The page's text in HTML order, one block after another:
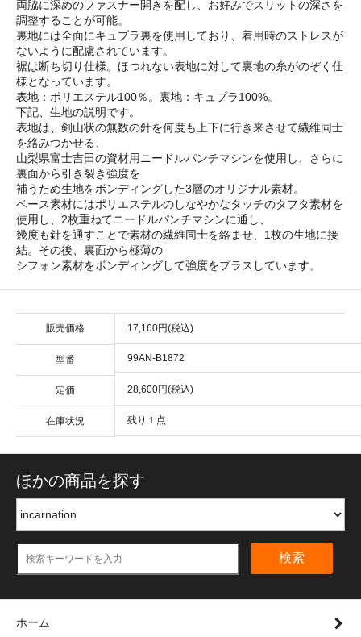
両脇に深めのファスナー開きを配し、お好みでスリットの深さを
調整することが可能。
裏地には全面にキュプラ裏を使用しており、着用時のストレスが
ないように配慮されています。
裾は断ち切り仕様。ほつれない表地に対して裏地の糸がのぞく仕
様となっています。
表地：ポリエステル100％。裏地：キュプラ100%。
下記、生地の説明です。
表地は、剣山状の無数の針を何度も上下に行き来させて繊維同士
を絡みつかせる、
山梨県富士吉田の資材用ニードルパンチマシンを使用し、さらに
裏面から引き裂き強度を
補うため生地をボンディングした3層のオリジナル素材。
ベース素材にはポリエステルのしなやかなタッチのタフタ素材を
使用し、2枚重ねてニードルパンチマシンに通し、
幾度も針を通すことで素材の繊維同士を絡ませ、1枚の生地に接
結。その後、裏面から極薄の
シフォン素材をボンディングして強度をプラスしています。
販売価格 17,160円(税込)
型番 99AN-B1872
定価 28,600円(税込)
在庫状況 残り１点
ほかの商品を探す
検索
ホーム